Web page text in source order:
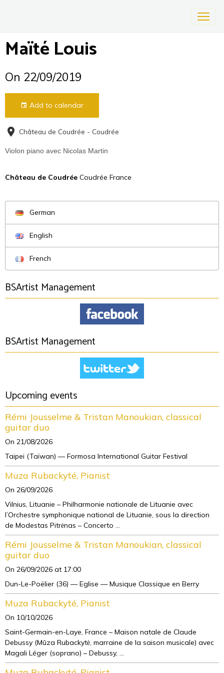
Maïté Louis
On 22/09/2019
Add to calendar
Château de Coudrée - Coudrée
Violon piano avec Nicolas Martin
Château de Coudrée Coudrée France
German
English
French
BSArtist Management
BSArtist Management
Upcoming events
Rémi Jousselme & Tristan Manoukian, classical
guitar duo
On 21/08/2026
Taipei (Taïwan) — Formosa International Guitar Festival
Muza Rubackyté, Pianist
On 26/09/2026
Vilnius, Lituanie – Philharmonie nationale de Lituanie avec
l’Orchestre symphonique national de Lituanie, sous la direction
de Modestas Pitrėnas – Concerto ...
Rémi Jousselme & Tristan Manoukian, classical
guitar duo
On 26/09/2026 at 17:00
Dun-Le-Poëlier (36) — Eglise — Musique Classique en Berry
Muza Rubackyté, Pianist
On 10/10/2026
Saint-Germain-en-Laye, France – Maison natale de Claude
Debussy (Mūza Rubackytė, marraine de la saison musicale) avec
Magali Léger (soprano) – Debussy, ...